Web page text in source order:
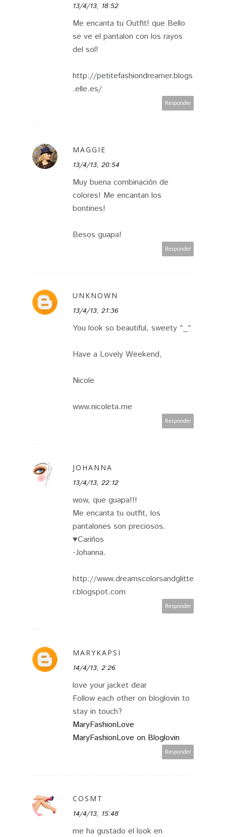
13/4/13, 18:52
Me encanta tu Outfit! que Bello
se ve el pantalon con los rayos
del sol!
http://petitefashiondreamer.blogs
.elle.es/
Responder
MAGGIE
13/4/13, 20:54
Muy buena combinación de
colores! Me encantan los
bontines!
Besos guapa!
Responder
UNKNOWN
13/4/13, 21:36
You look so beautiful, sweety ^_^
Have a Lovely Weekend,
Nicole
www.nicoleta.me
Responder
JOHANNA
13/4/13, 22:12
wow, que guapa!!!
Me encanta tu outfit, los
pantalones son preciosos.
♥Cariños
-Johanna.
http://www.dreamscolorsandglitte
r.blogspot.com
Responder
MARYKAPSI
14/4/13, 2:26
love your jacket dear
Follow each other on bloglovin to
stay in touch?
MaryFashionLove
MaryFashionLove on Bloglovin
Responder
COSMT
14/4/13, 15:48
me ha gustado el look en